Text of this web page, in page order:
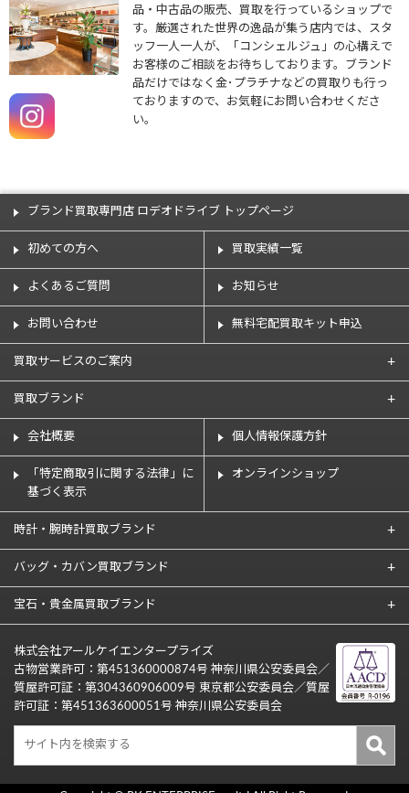
品・中古品の販売、買取を行っているショップで
す。厳選された世界の逸品が集う店内では、スタ
ッフ一人一人が、「コンシェルジュ」の心構えで
お客様のご相談をお待ちしております。ブランド
品だけではなく金･プラチナなどの買取りも行っ
ておりますので、お気軽にお問い合わせくださ
い。
ブランド買取専門店 ロデオドライブ トップページ
初めての方へ 買取実績一覧
よくあるご質問 お知らせ
お問い合わせ 無料宅配買取キット申込
買取サービスのご案内
買取ブランド
会社概要 個人情報保護方針
「特定商取引に関する法律」に
基づく表示
オンラインショップ
時計・腕時計買取ブランド
バッグ・カバン買取ブランド
宝石・貴金属買取ブランド
株式会社アールケイエンタープライズ
古物営業許可：第451360000874号 神奈川県公安委員会／
質屋許可証：第304360906009号 東京都公安委員会／質屋
許可証：第451363600051号 神奈川県公安委員会